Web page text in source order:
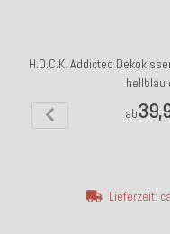
H.O.C.K. Addicted
hellblau
ab
Lieferzeit: